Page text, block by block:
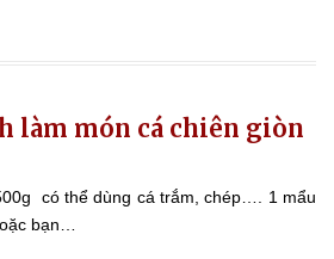
làm món cá chiên giòn
có thể dùng cá trắm, chép…. 1 mẩu
bạn…